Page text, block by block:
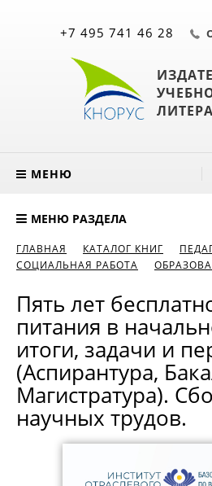
+7 495 741 46 28
МЕНЮ
МЕНЮ РАЗДЕЛА
ГЛАВНАЯ КАТАЛОГ КНИГ
СОЦИАЛЬНАЯ РАБОТА
Пять лет
питания в
итоги, задачи и
(Аспирантура,
Магистратура).
научных трудов.